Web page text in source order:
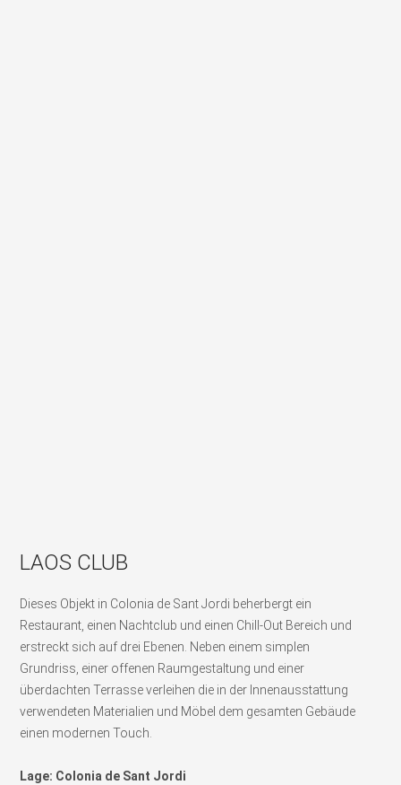
LAOS CLUB
Dieses Objekt in Colonia de Sant Jordi beherbergt ein
Restaurant, einen Nachtclub und einen Chill-Out Bereich und
erstreckt sich auf drei Ebenen. Neben einem simplen
Grundriss, einer offenen Raumgestaltung und einer
überdachten Terrasse verleihen die in der Innenausstattung
verwendeten Materialien und Möbel dem gesamten Gebäude
einen modernen Touch.
Lage: Colonia de Sant Jordi